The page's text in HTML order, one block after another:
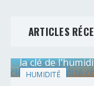
ARTICLES
HUMIDITÉ
la clé de